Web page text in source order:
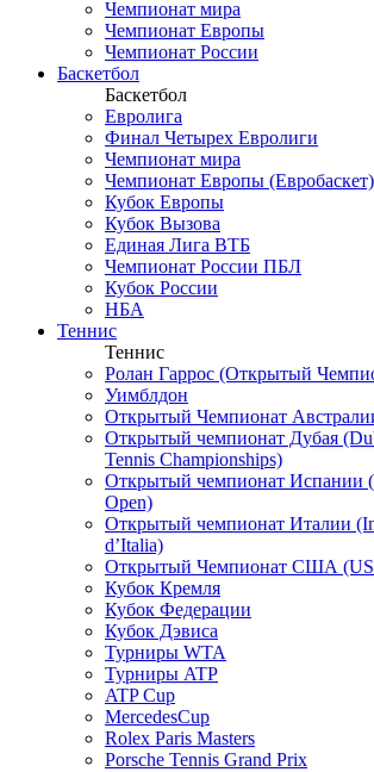
Чемпионат мира
Чемпионат Европы
Чемпионат России
Баскетбол
Баскетбол
Евролига
Финал Четырех Евролиги
Чемпионат мира
Чемпионат Европы (Евробаскет)
Кубок Европы
Кубок Вызова
Единая Лига ВТБ
Чемпионат России ПБЛ
Кубок России
НБА
Теннис
Теннис
Ролан Гаррос (Открытый
Уимблдон
Открытый Чемпионат
Открытый чемпионат Дубая
Tennis Championships)
Открытый чемпионат Испании
Open)
Открытый чемпионат Италии
d’Italia)
Открытый Чемпионат США (US
Кубок Кремля
Кубок Федерации
Кубок Дэвиса
Турниры WTA
Турниры ATP
ATP Cup
MercedesCup
Rolex Paris Masters
Porsche Tennis Grand Prix